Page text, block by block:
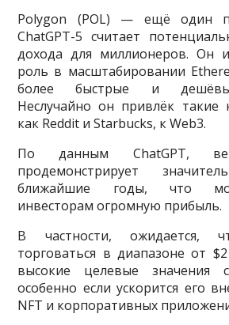
Polygon (POL) — ещё один
ChatGPT-5 считает
дохода для миллионеров. Он
роль в масштабировании
более быстрые и
Неслучайно он привлёк такие
как Reddit и Starbucks, к Web3.
По данным ChatGPT,
продемонстрирует
ближайшие годы, что
инвесторам огромную прибыль.
В частности, ожидается,
торговаться в диапазоне от
высокие целевые значения
особенно если ускорится его
NFT и корпоративных